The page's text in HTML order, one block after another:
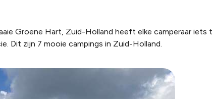
Groene Hart, Zuid-Holland heeft elke camperaar iets
Dit zijn 7 mooie campings in Zuid-Holland.